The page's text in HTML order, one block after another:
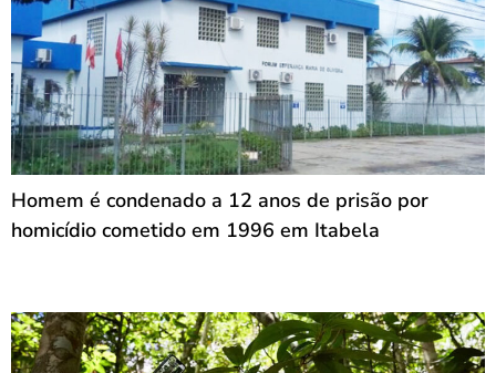
Homem é condenado a 12 anos de prisão por
homicídio cometido em 1996 em Itabela